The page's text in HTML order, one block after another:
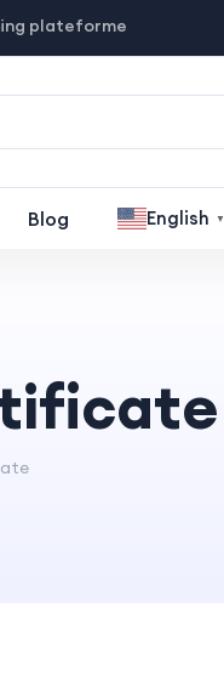
plateforme
Blog English ▼